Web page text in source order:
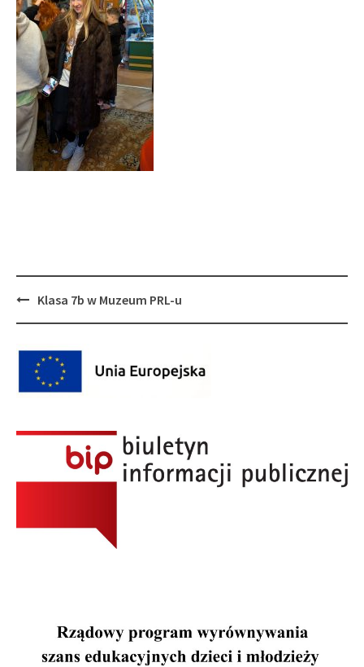
PostKlasa 7b w Muzeum PRL-u